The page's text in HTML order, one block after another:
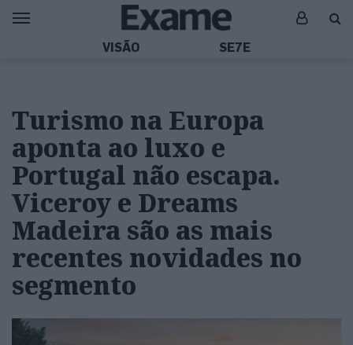
VISÃO SE7E
Turismo na Europa
aponta ao luxo e
Portugal não escapa.
Viceroy e Dreams
Madeira são as mais
recentes novidades no
segmento